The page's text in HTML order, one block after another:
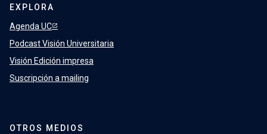
EXPLORA
Agenda UC
Podcast Visión Universitaria
Visión Edición impresa
Suscripción a mailing
OTROS MEDIOS